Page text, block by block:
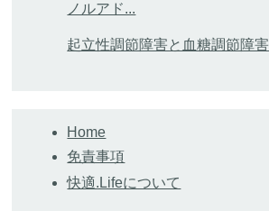
ノルアド...
起立性調節障害と血糖調節障害
Home
免責事項
快適.Lifeについて